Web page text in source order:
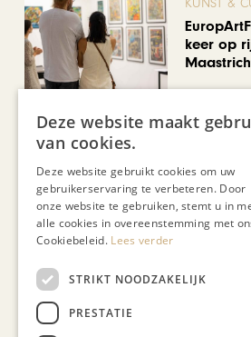
keer op
KUNST &
Cultura
Deze website maakt
van cookies.
Deze website gebruikt cookies om uw
gebruikerservaring te verbeteren. Door
onze website te gebruiken, stemt u in
alle cookies in overeenstemming met
Cookiebeleid. Lees verder
STRIKT NOODZAKELIJK
PRESTATIE